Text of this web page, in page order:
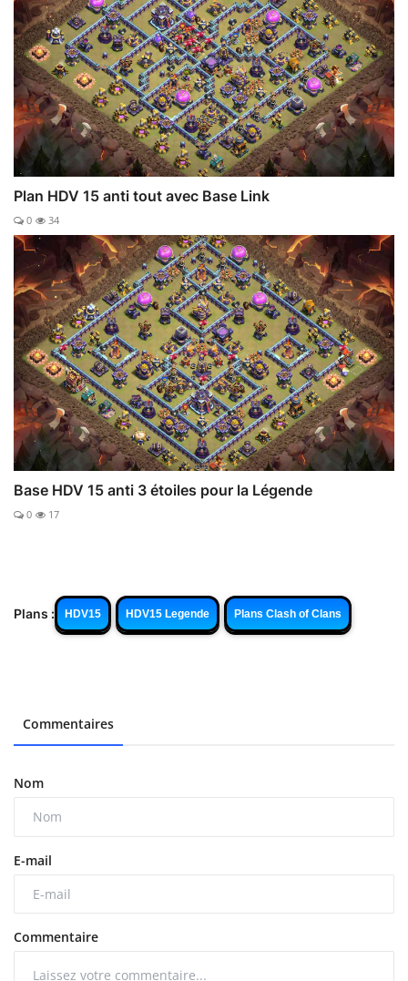
Plan HDV 15 anti tout avec Base Link
0 34
Base HDV 15 anti 3 étoiles pour la Légende
0 17
Plans : HDV15 HDV15 Legende Plans Clash of Clans
Commentaires
Nom
E-mail
Commentaire